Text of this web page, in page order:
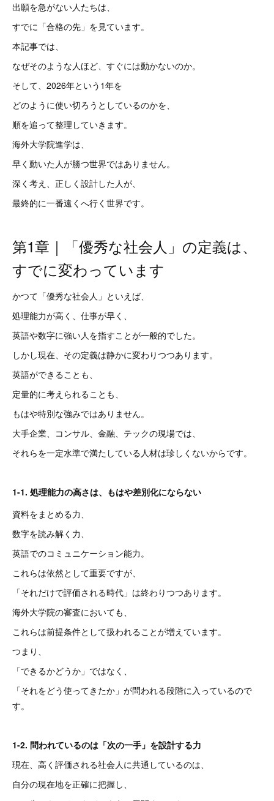
出願を急がない人たちは、
すでに「合格の先」を見ています。
本記事では、
なぜそのような人ほど、すぐには動かないのか。
そして、2026年という1年を
どのように使い切ろうとしているのかを、
順を追って整理していきます。
海外大学院進学は、
早く動いた人が勝つ世界ではありません。
深く考え、正しく設計した人が、
最終的に一番遠くへ行く世界です。
第1章｜「優秀な社会人」の定義は、
すでに変わっています
かつて「優秀な社会人」といえば、
処理能力が高く、仕事が早く、
英語や数字に強い人を指すことが一般的でした。
しかし現在、その定義は静かに変わりつつあります。
英語ができることも、
定量的に考えられることも、
もはや特別な強みではありません。
大手企業、コンサル、金融、テックの現場では、
それらを一定水準で満たしている人材は珍しくないからです。
1-1. 処理能力の高さは、もはや差別化にならない
資料をまとめる力、
数字を読み解く力、
英語でのコミュニケーション能力。
これらは依然として重要ですが、
「それだけで評価される時代」は終わりつつあります。
海外大学院の審査においても、
これらは前提条件として扱われることが増えています。
つまり、
「できるかどうか」ではなく、
「それをどう使ってきたか」が問われる段階に入っているので
す。
1-2. 問われているのは「次の一手」を設計する力
現在、高く評価される社会人に共通しているのは、
自分の現在地を正確に把握し、